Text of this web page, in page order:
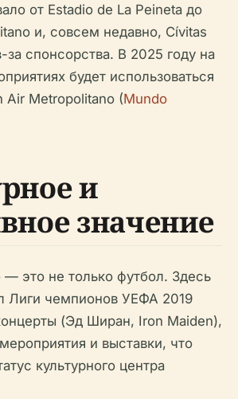
от Estadio de La Peineta до
и, совсем недавно, Cívitas
за спонсорства. В 2025 году на
будет использоваться
Air Metropolitano (Mundo
и
значение
это не только футбол. Здесь
Лиги чемпионов УЕФА 2019
(Эд Ширан, Iron Maiden),
и выставки, что
культурного центра